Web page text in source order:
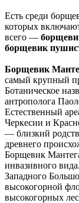
Есть среди
которых
всего —
борщевик
Борщевик
самый крупный
Ботаническое
антрополога
Естественный
Черкесии и
— близкий
древнего
Борщевик
инвазивного
Западного
высокогорной
высокогорных